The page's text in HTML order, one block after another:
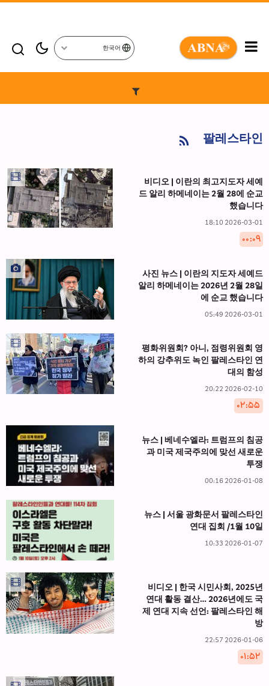
팔레스타인
비디오 | 이란의 최고지도자 세예
드 알리 하메네이는 2월 28에 순교
했습니다
2026-03-01 18:10
۰۰:۰۹
사진 뉴스 | 이란의 지도자 세예드
알리 하메네이는 2026년 2월 28일
에 순교 했습니다
2026-03-01 05:49
평화위원회? 아니, 점령위원회 영
하의 강추위도 녹인 팔레스타인 연
대의 함성
2026-02-10 20:22
۰۲:۵۵
뉴스 | 베네수엘라: 트럼프의 침공
과 미국 제국주의에 맞선 새로운
투쟁
2026-01-08 00:16
뉴스 | 서울 광화문서 팔레스타인
연대 집회 /1월 10일
2026-01-07 10:33
비디오 | 한국 시민사회, 2025년
연대 활동 결산… 2026년에도 국
제 연대 지속 선언: 팔레스타인 해
방
2026-01-06 22:57
۰۱:۵۲